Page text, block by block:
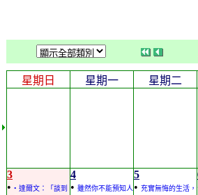
星期日 星期一 星期二
3
• • 達爾文：「談到
4
• 雖然你不能預知人
5
• 充實無悔的生活，